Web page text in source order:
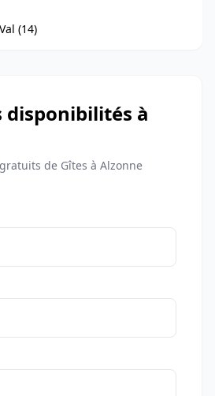
(14)
disponibilités à
de Gîtes à Alzonne